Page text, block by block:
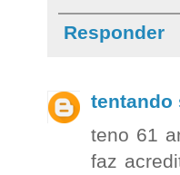
Responder
tentando
teno 61
faz